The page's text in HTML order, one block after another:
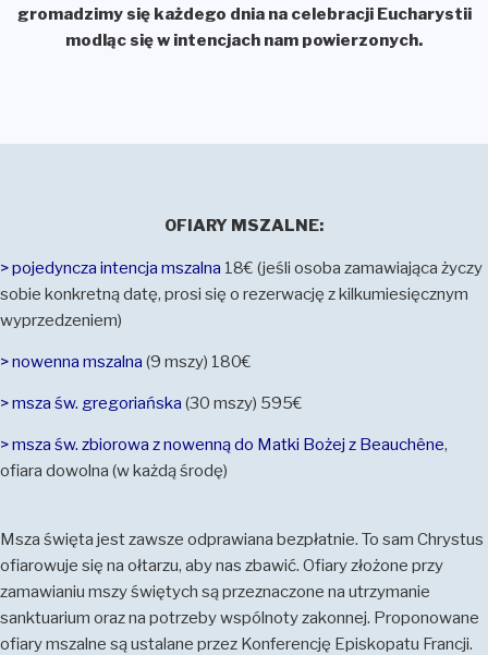
gromadzimy się każdego dnia na celebracji Eucharystii
modląc się w intencjach nam powierzonych.
OFIARY MSZALNE:
> pojedyncza intencja mszalna 18€ (jeśli osoba zamawiająca życzy
sobie konkretną datę, prosi się o rezerwację z kilkumiesięcznym
wyprzedzeniem)
> nowenna mszalna (9 mszy) 180€
> msza św. gregoriańska (30 mszy) 595€
> msza św. zbiorowa z nowenną do Matki Bożej z Beauchêne,
ofiara dowolna (w każdą środę)
Msza święta jest zawsze odprawiana bezpłatnie. To sam Chrystus
ofiarowuje się na ołtarzu, aby nas zbawić. Ofiary złożone przy
zamawianiu mszy świętych są przeznaczone na utrzymanie
sanktuarium oraz na potrzeby wspólnoty zakonnej. Proponowane
ofiary mszalne są ustalane przez Konferencję Episkopatu Francji.